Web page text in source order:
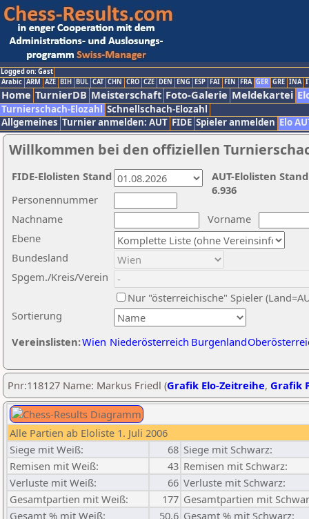
Logged on: Gast
Arabic ARM AZE BIH BUL CAT CHN CRO CZE DEN ENG ESP FAI FIN FRA GER GRE INA
Home TurnierDB Meisterschaft Foto-Galerie Meldekartei
Turnierschach-Elozahl Schnellschach-Elozahl
Allgemeines Turnier anmelden: AUT FIDE Spieler anmelden Elo
Willkommen bei den offiziellen
Nachname
Vorname
Ebene
Sortierung
Personennummer
Bundesland
Spgem./Kreis/Verein
Nur "österreichische" Spieler
Vereinslisten:Wien Niederösterreich Burgenland
AUT-Elolisten
6.936
FIDE-Elolisten Stand
Pnr:118127 Name: Markus Friedl (Grafik Elo-Zeitreihe, Grafik
Alle Partien ab Eloliste 1. Juli 2006
Siege mit Weiß:
68 Siege mit Schwarz:
Remisen mit Weiß:
43 Remisen mit Schwarz:
Verluste mit Weiß:
66 Verluste mit Schwarz:
Gesamtpartien mit Weiß:
177 Gesamtpartien mit
Gesamt % mit Weiß:
50,6 Gesamt % mit Schwarz: